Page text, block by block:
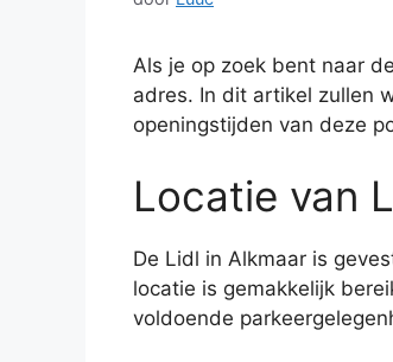
Als je op zoek bent naar
adres. In dit artikel zullen
openingstijden van deze
Locatie van
De Lidl in Alkmaar is
locatie is gemakkelijk
voldoende